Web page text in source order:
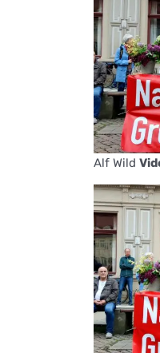
Alf Wild